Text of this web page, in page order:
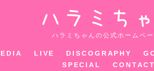
ハラミちゃんの公式ホームペ
LIVE DISCOGRAPHY
SPECIAL
CONTACT